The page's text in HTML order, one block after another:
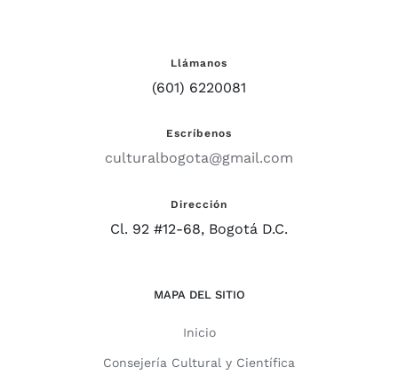
Llámanos
(601) 6220081
Escríbenos
culturalbogota@gmail.com
Dirección
Cl. 92 #12-68, Bogotá D.C.
MAPA DEL SITIO
Inicio
Consejería Cultural y Científica